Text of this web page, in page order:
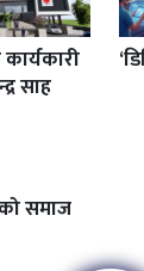
साह
समाज